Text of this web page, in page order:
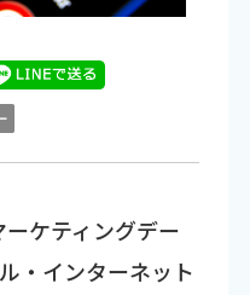
ケティングデー
・インターネット